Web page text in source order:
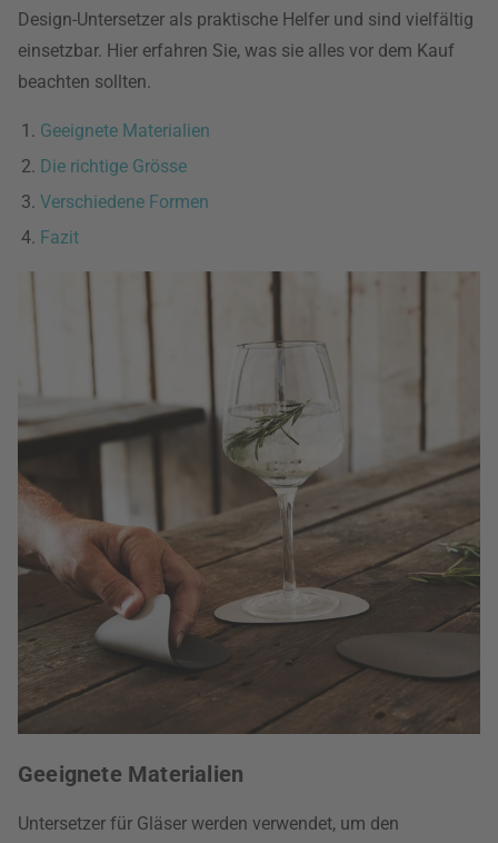
Design-Untersetzer als praktische Helfer und sind vielfältig
einsetzbar. Hier erfahren Sie, was sie alles vor dem Kauf
beachten sollten.
Geeignete Materialien
Die richtige Grösse
Verschiedene Formen
Fazit
Geeignete Materialien
Untersetzer für Gläser werden verwendet, um den